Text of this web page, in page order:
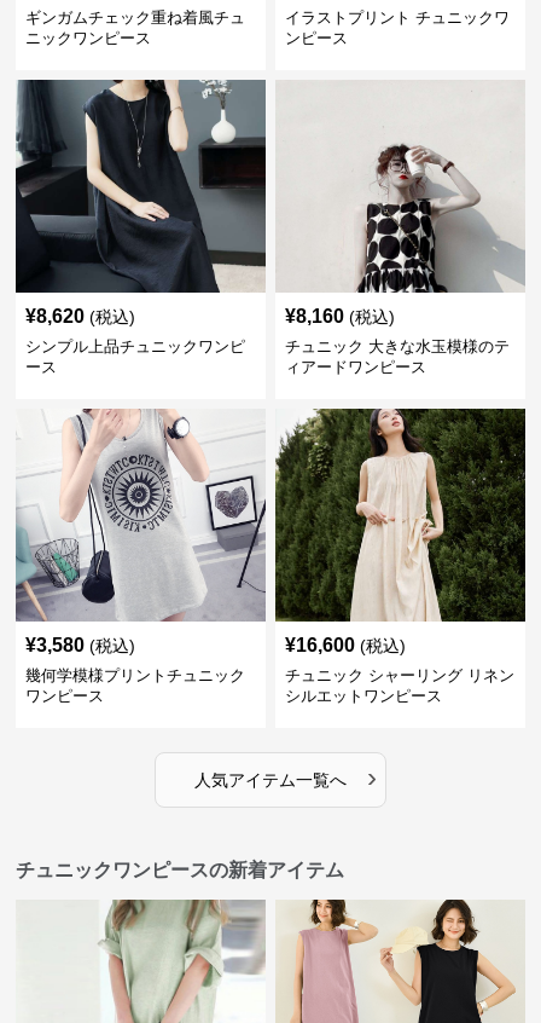
ギンガムチェック重ね着風チュ
ニックワンピース
イラストプリント チュニックワ
ンピース
¥8,620 (税込)
シンプル上品チュニックワンピ
ース
¥8,160 (税込)
チュニック 大きな水玉模様のテ
ィアードワンピース
¥3,580 (税込)
幾何学模様プリントチュニック
ワンピース
¥16,600 (税込)
チュニック シャーリング リネン
シルエットワンピース
人気アイテム一覧へ ›
チュニックワンピースの新着アイテム